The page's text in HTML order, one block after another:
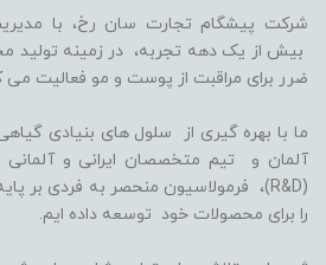
شرکت پیشگام تجارت سان رخ، با
بیش از یک دهه تجربه، در زمینه تولید
ضرر برای مراقبت از پوست و مو فعالیت می
آلمان و تیم متخصصان ایرانی و
را برای محصولات خود توسعه داده ایم.